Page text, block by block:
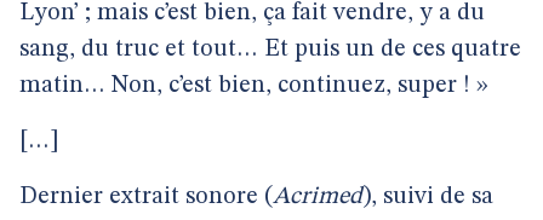
Lyon’ ; mais c’est bien, ça fait vendre, y a du
sang, du truc et tout… Et puis un de ces quatre
matin… Non, c’est bien, continuez, super ! »
[…]
Dernier extrait sonore (Acrimed), suivi de sa